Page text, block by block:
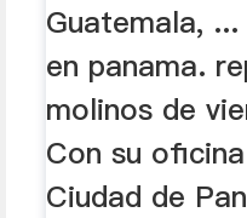
Guatemala,
en panama.
molinos de
Con su
Ciudad de